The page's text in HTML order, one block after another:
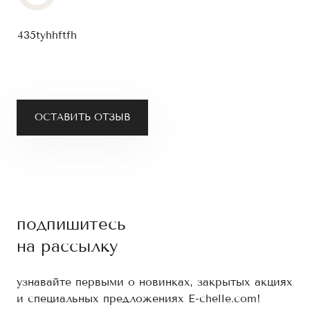
ОСТАВИТЬ ОТЗЫВ
435tyhhftfh
подпишитесь
на рассылку
узнавайте первыми о новинках, закрытых акциях
и специальных предложениях E-chelle.com!